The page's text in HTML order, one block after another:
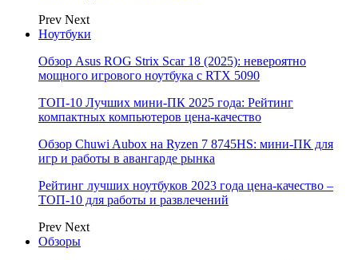
Prev Next
Ноутбуки
Обзор Asus ROG Strix Scar 18 (2025): невероятно
мощного игрового ноутбука с RTX 5090
ТОП-10 Лучших мини-ПК 2025 года: Рейтинг
компактных компьютеров цена-качество
Обзор Chuwi Aubox на Ryzen 7 8745HS: мини-ПК для
игр и работы в авангарде рынка
Рейтинг лучших ноутбуков 2023 года цена-качество –
ТОП-10 для работы и развлечений
Prev Next
Обзоры